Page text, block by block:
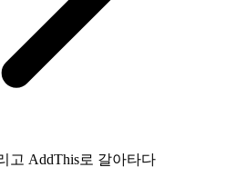
고 AddThis로 갈아타다